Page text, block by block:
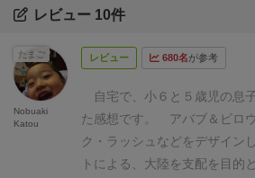
レビュー 10件
レビュー 680名が参考
自宅で、小６と５歳児の息
た感想です。
アバブ＆ビロ
ク・ラッシュなどをデザイン
トによる、大陸を支配を目的
たまご
Nobuaki
Katou